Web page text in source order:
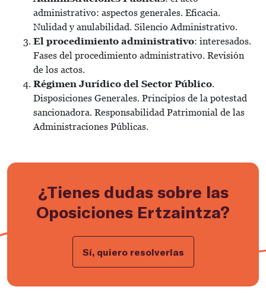
administrativo: aspectos generales. Eficacia.
Nulidad y anulabilidad. Silencio Administrativo.
El procedimiento administrativo: interesados.
Fases del procedimiento administrativo. Revisión
de los actos.
Régimen Jurídico del Sector Público.
Disposiciones Generales. Principios de la potestad
sancionadora. Responsabilidad Patrimonial de las
Administraciones Públicas.
¿Tienes dudas sobre las
Oposiciones Ertzaintza?
Sí, quiero resolverlas